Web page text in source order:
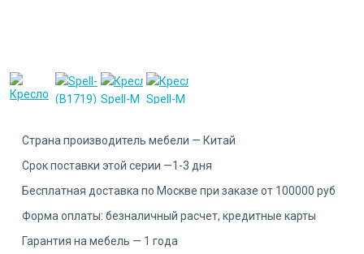
Страна производитель мебели — Китай
Срок поставки этой серии —1-3 дня
Бесплатная доставка по Москве при заказе от 100000 руб
Форма оплаты: безналичный расчет, кредитные карты
Гарантия на мебель — 1 года